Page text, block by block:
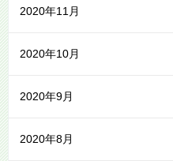
2020年11月
2020年10月
2020年9月
2020年8月